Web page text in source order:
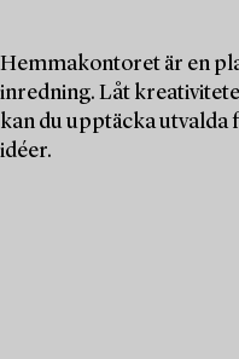
Hemmakontoret är en
inredning. Låt
kan du upptäcka
idéer.